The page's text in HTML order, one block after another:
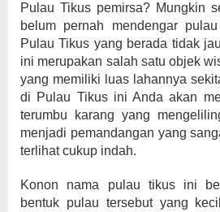
Pulau Tikus pemirsa? Mungkin
belum pernah mendengar
Pulau Tikus yang berada tidak
ini merupakan salah satu objek
yang memiliki luas lahannya
di Pulau Tikus ini Anda akan
terumbu karang yang
menjadi pemandangan yang
terlihat cukup indah.
Konon nama pulau tikus ini
bentuk pulau tersebut yang